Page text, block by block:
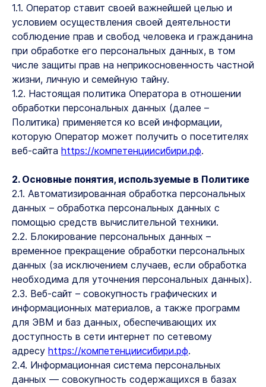
1.1. Оператор ставит своей важнейшей целью и
условием осуществления своей деятельности
соблюдение прав и свобод человека и гражданина
при обработке его персональных данных, в том
числе защиты прав на неприкосновенность частной
жизни, личную и семейную тайну.
1.2. Настоящая политика Оператора в отношении
обработки персональных данных (далее –
Политика) применяется ко всей информации,
которую Оператор может получить о посетителях
веб-сайта https://компетенциисибири.рф.
2. Основные понятия, используемые в Политике
2.1. Автоматизированная обработка персональных
данных – обработка персональных данных с
помощью средств вычислительной техники.
2.2. Блокирование персональных данных –
временное прекращение обработки персональных
данных (за исключением случаев, если обработка
необходима для уточнения персональных данных).
2.3. Веб-сайт – совокупность графических и
информационных материалов, а также программ
для ЭВМ и баз данных, обеспечивающих их
доступность в сети интернет по сетевому
адресу https://компетенциисибири.рф.
2.4. Информационная система персональных
данных — совокупность содержащихся в базах